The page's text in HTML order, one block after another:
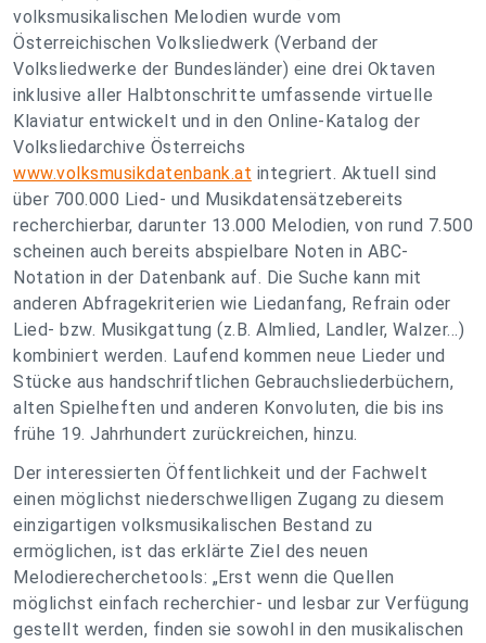
volksmusikalischen Melodien wurde vom
Österreichischen Volksliedwerk (Verband der
Volksliedwerke der Bundesländer) eine drei Oktaven
inklusive aller Halbtonschritte umfassende virtuelle
Klaviatur entwickelt und in den Online-Katalog der
Volksliedarchive Österreichs
www.volksmusikdatenbank.at integriert. Aktuell sind
über 700.000 Lied- und Musikdatensätzebereits
recherchierbar, darunter 13.000 Melodien, von rund 7.500
scheinen auch bereits abspielbare Noten in ABC-
Notation in der Datenbank auf. Die Suche kann mit
anderen Abfragekriterien wie Liedanfang, Refrain oder
Lied- bzw. Musikgattung (z.B. Almlied, Landler, Walzer...)
kombiniert werden. Laufend kommen neue Lieder und
Stücke aus handschriftlichen Gebrauchsliederbüchern,
alten Spielheften und anderen Konvoluten, die bis ins
frühe 19. Jahrhundert zurückreichen, hinzu.
Der interessierten Öffentlichkeit und der Fachwelt
einen möglichst niederschwelligen Zugang zu diesem
einzigartigen volksmusikalischen Bestand zu
ermöglichen, ist das erklärte Ziel des neuen
Melodierecherchetools: „Erst wenn die Quellen
möglichst einfach recherchier- und lesbar zur Verfügung
gestellt werden, finden sie sowohl in den musikalischen